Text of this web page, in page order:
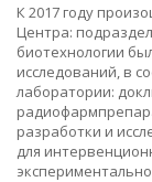
К 2017 году
Центра:
биотехнологии
исследований, в
лаборатории:
разработки и
для